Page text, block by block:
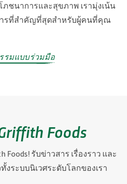
ชนาการและสุขภาพ เรามุ่งเน้น
รที่สำคัญที่สุดสำหรับผู้คนที่คุณ
รมแบบร่วมมือ
Foods
รับข่าวสาร เรื่องราว และ
ระบบนิเวศระดับโลกของเรา